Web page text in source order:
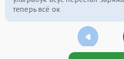
теперь всё ок